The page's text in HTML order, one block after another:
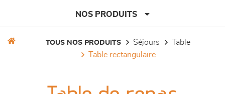
NOS PRODUITS
TOUS NOS PRODUITS séjours
table
table rectangulaire